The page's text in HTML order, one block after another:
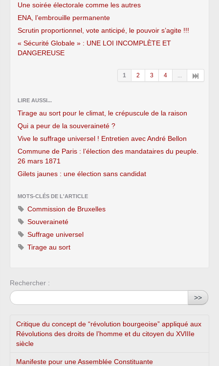
Une soirée électorale comme les autres
ENA, l’embrouille permanente
Scrutin proportionnel, vote anticipé, le pouvoir s’agite !!!
« Sécurité Globale » : UNE LOI INCOMPLÈTE ET
DANGEREUSE
1 2 3 4 ...
LIRE AUSSI...
Tirage au sort pour le climat, le crépuscule de la raison
Qui a peur de la souveraineté ?
Vive le suffrage universel ! Entretien avec André Bellon
Commune de Paris : l’élection des mandataires du peuple.
26 mars 1871
Gilets jaunes : une élection sans candidat
MOTS-CLÉS DE L'ARTICLE
Commission de Bruxelles
Souveraineté
Suffrage universel
Tirage au sort
Rechercher :
>>
Critique du concept de “révolution bourgeoise” appliqué aux
Révolutions des droits de l’homme et du citoyen du XVIIIe
siècle
Manifeste pour une Assemblée Constituante